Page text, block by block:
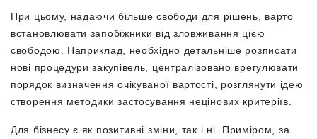
При цьому, надаючи більше свободи для рішень, варто
встановлювати запобіжники від зловживання цією
свободою. Наприклад, необхідно детальніше розписати
нові процедури закупівель, централізовано врегулювати
порядок визначення очікуваної вартості, розглянути ідею
створення методики застосування нецінових критеріїв.
Для бізнесу є як позитивні зміни, так і ні. Приміром, за